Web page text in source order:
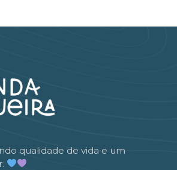
qualidade de vida e um